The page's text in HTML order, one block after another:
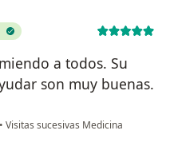
a todos. Su
son muy buenas.
• Visitas sucesivas Medicina